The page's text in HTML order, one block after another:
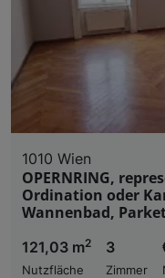
1010 Wien
OPERNRING,
Ordination oder
Wannenbad,
121,03 m2
Nutzfläche
3
Zimmer